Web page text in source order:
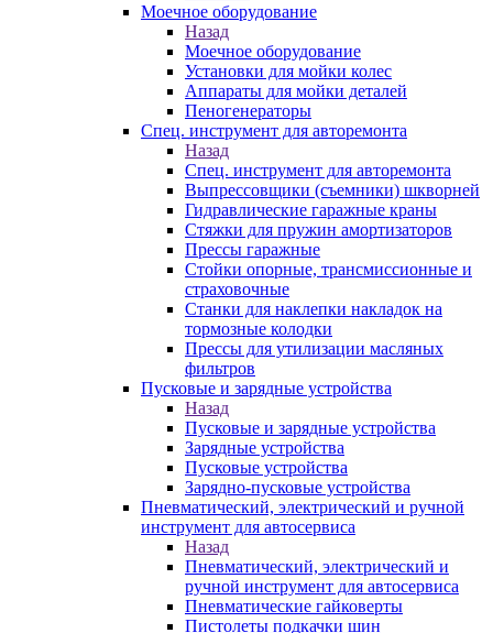
Моечное оборудование
Назад
Моечное оборудование
Установки для мойки колес
Аппараты для мойки деталей
Пеногенераторы
Спец. инструмент для авторемонта
Назад
Спец. инструмент для авторемонта
Выпрессовщики (съемники) шкворней
Гидравлические гаражные краны
Стяжки для пружин амортизаторов
Прессы гаражные
Стойки опорные, трансмиссионные и
страховочные
Станки для наклепки накладок на
тормозные колодки
Прессы для утилизации масляных
фильтров
Пусковые и зарядные устройства
Назад
Пусковые и зарядные устройства
Зарядные устройства
Пусковые устройства
Зарядно-пусковые устройства
Пневматический, электрический и ручной
инструмент для автосервиса
Назад
Пневматический, электрический и
ручной инструмент для автосервиса
Пневматические гайковерты
Пистолеты подкачки шин